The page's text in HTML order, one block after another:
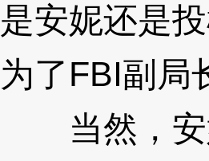
是安妮还是
为了FBI副局
当然，安